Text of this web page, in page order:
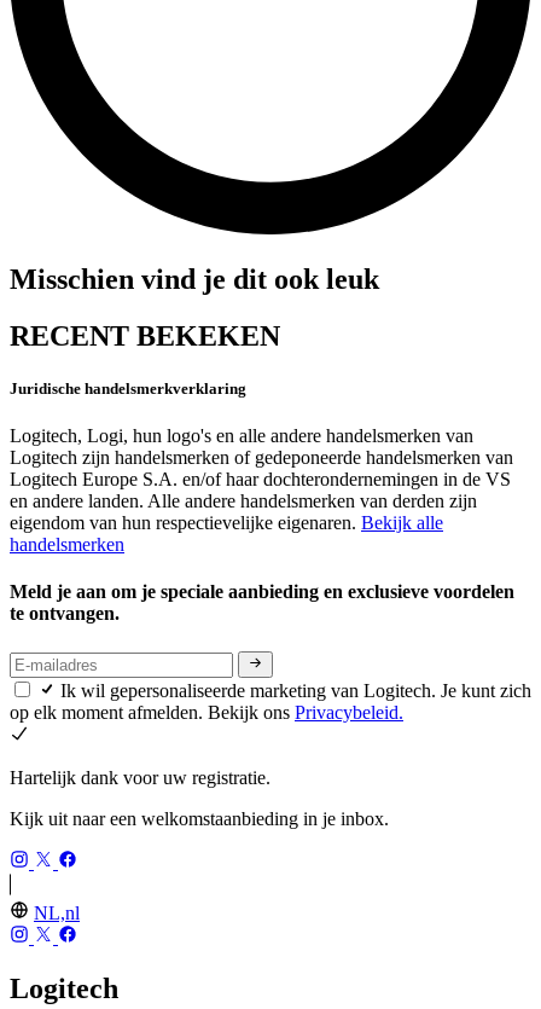
Misschien vind je dit ook leuk
RECENT BEKEKEN
Juridische handelsmerkverklaring
Logitech, Logi, hun logo's en alle andere handelsmerken van
Logitech zijn handelsmerken of gedeponeerde handelsmerken van
Logitech Europe S.A. en/of haar dochterondernemingen in de VS
en andere landen. Alle andere handelsmerken van derden zijn
eigendom van hun respectievelijke eigenaren. Bekijk alle
handelsmerken
Meld je aan om je speciale aanbieding en exclusieve voordelen
te ontvangen.
Ik wil gepersonaliseerde marketing van Logitech. Je kunt zich
op elk moment afmelden. Bekijk ons Privacybeleid.
Hartelijk dank voor uw registratie.
Kijk uit naar een welkomstaanbieding in je inbox.
NL,nl
Logitech